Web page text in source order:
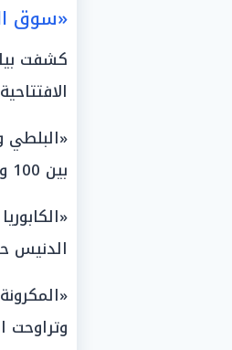
«سوق
كشفت
الافتتاحية لليوم
بين 100 و240 جنيهاً.
الدنيس حول 275
وتراوحت الثعابين بين